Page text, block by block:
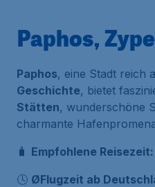
Paphos,
Paphos, eine Stadt reich
Geschichte, bietet
Stätten, wunderschöne
charmante
🧳 Empfohlene Reisezeit:
🕓 ØFlugzeit ab